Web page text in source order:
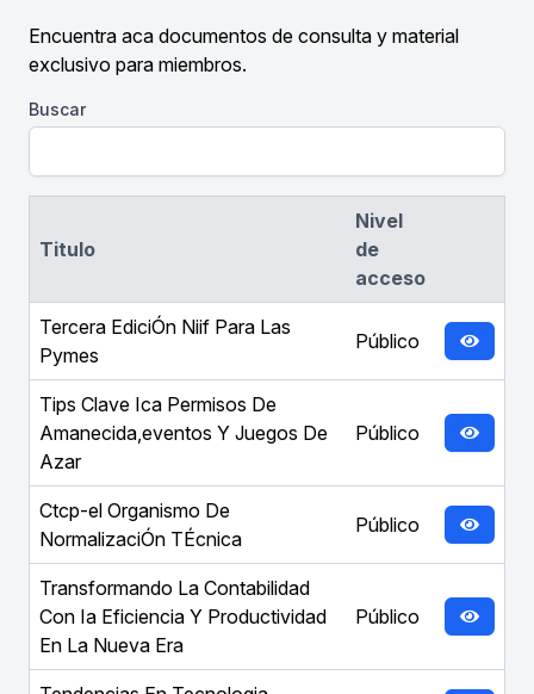
Encuentra aca documentos de consulta y material
exclusivo para miembros.
Buscar
Titulo
Nivel
de
acceso
Tercera EdiciÓn Niif Para Las
Pymes
Público
Tips Clave Ica Permisos De
Amanecida,eventos Y Juegos De
Azar
Público
Ctcp-el Organismo De
NormalizaciÓn TÉcnica
Público
Transformando La Contabilidad
Con Ia Eficiencia Y Productividad
En La Nueva Era
Público